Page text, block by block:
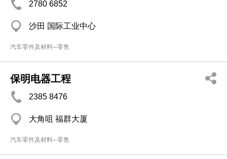
2780 6852
沙田 国际工业中心
汽车零件及材料─零售
保明电器工程
2385 8476
大角咀 福群大厦
汽车零件及材料─零售